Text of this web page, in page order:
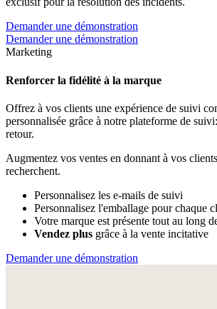
Demander une démonstration
Demander une démonstration
Marketing
Renforcer la fidélité à la marque
Offrez à vos clients une expérience de suivi
personnalisée grâce à notre plateforme de
retour.
Augmentez vos ventes en donnant à vos
recherchent.
Personnalisez les e-mails de suivi
Personnalisez l'emballage pour chaque
Votre marque est présente tout au long
Vendez plus grâce à la vente incitative
Demander une démonstration